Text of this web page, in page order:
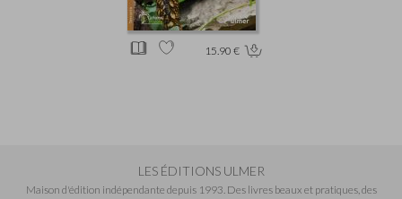
15.90 €
LES ÉDITIONS ULMER
Maison d'édition indépendante depuis 1993. Des livres beaux et pratiques, des